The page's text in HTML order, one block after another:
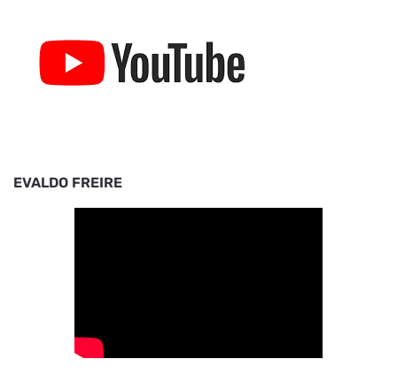
EVALDO FREIRE